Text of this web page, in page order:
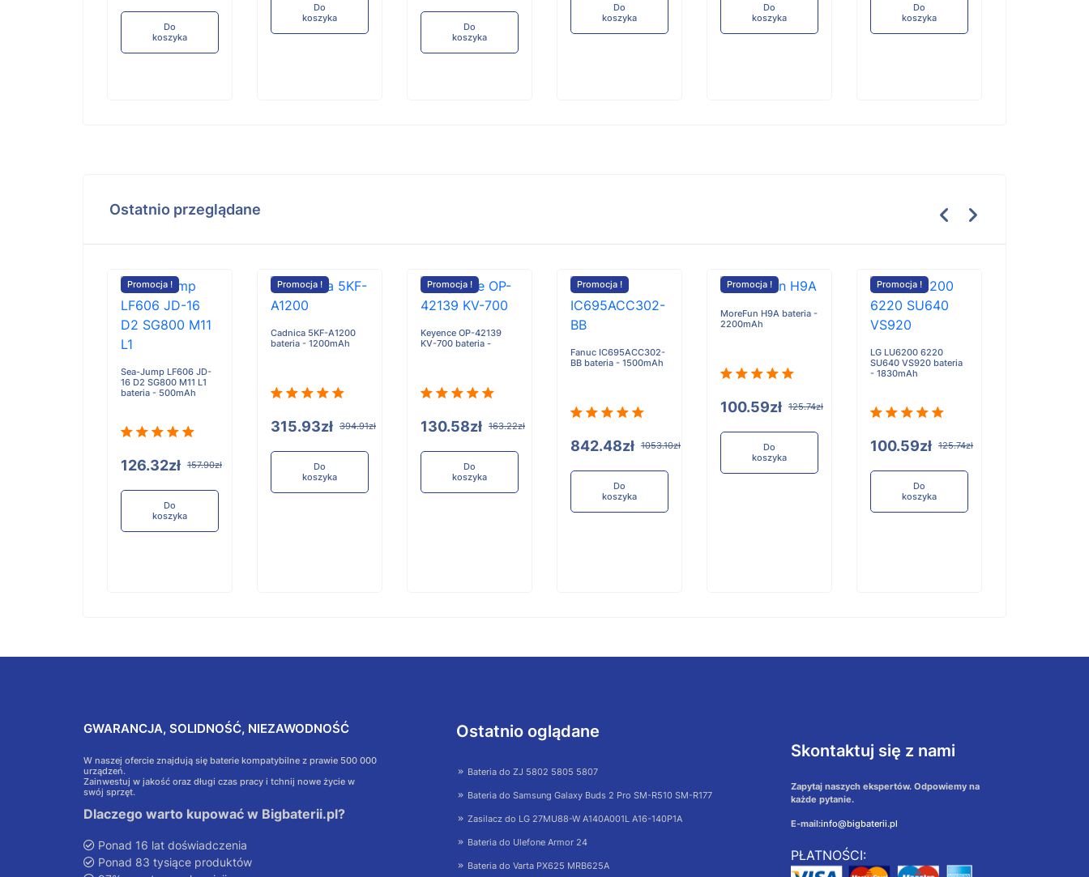
Do
koszyka
Do
koszyka
Do
koszyka
Do
koszyka
Do
koszyka
Do
koszyka
Ostatnio przeglądane
Promocja !
Sea-Jump LF606 JD-
16 D2 SG800 M11 L1
bateria - 500mAh
126.32zł 157.90zł
Do
koszyka
Promocja !
Cadnica 5KF-A1200
bateria - 1200mAh
315.93zł 394.91zł
Do
koszyka
Promocja !
Keyence OP-42139
KV-700 bateria -
130.58zł 163.22zł
Do
koszyka
Promocja !
Fanuc IC695ACC302-
BB bateria - 1500mAh
842.48zł 1053.10zł
Do
koszyka
Promocja !
MoreFun H9A bateria -
2200mAh
100.59zł 125.74zł
Do
koszyka
Promocja !
LG LU6200 6220
SU640 VS920 bateria
- 1830mAh
100.59zł 125.74zł
Do
koszyka
GWARANCJA, SOLIDNOŚĆ, NIEZAWODNOŚĆ
W naszej ofercie znajdują się baterie kompatybilne z prawie 500 000
urządzeń.
Zainwestuj w jakość oraz długi czas pracy i tchnij nowe życie w
swój sprzęt.
Dlaczego warto kupować w Bigbaterii.pl?
Ponad 16 lat doświadczenia
Ponad 83 tysiące produktów
Ostatnio oglądane
Bateria do ZJ 5802 5805 5807
Bateria do Samsung Galaxy Buds 2 Pro SM-R510 SM-R177
Zasilacz do LG 27MU88-W A140A001L A16-140P1A
Bateria do Ulefone Armor 24
Bateria do Varta PX625 MRB625A
Skontaktuj się z nami
Zapytaj naszych ekspertów. Odpowiemy na
każde pytanie.
E-mail:info@bigbaterii.pl
PŁATNOŚCI: